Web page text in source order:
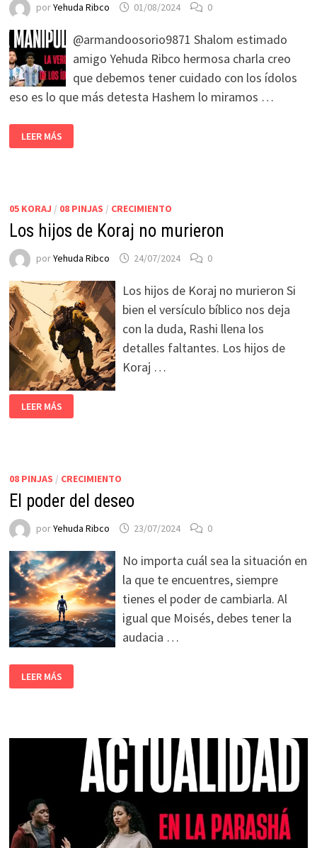
porYehuda Ribco 01/08/2024 0
@armandoosorio9871 Shalom estimado
amigo Yehuda Ribco hermosa charla creo
que debemos tener cuidado con los ídolos
eso es lo que más detesta Hashem lo miramos …
LEER MÁS
05 KORAJ / 08 PINJAS / CRECIMIENTO
Los hijos de Koraj no murieron
porYehuda Ribco 24/07/2024 0
Los hijos de Koraj no murieron Si
bien el versículo bíblico nos deja
con la duda, Rashi llena los
detalles faltantes. Los hijos de
Koraj …
LEER MÁS
08 PINJAS / CRECIMIENTO
El poder del deseo
porYehuda Ribco 23/07/2024 0
No importa cuál sea la situación en
la que te encuentres, siempre
tienes el poder de cambiarla. Al
igual que Moisés, debes tener la
audacia …
LEER MÁS